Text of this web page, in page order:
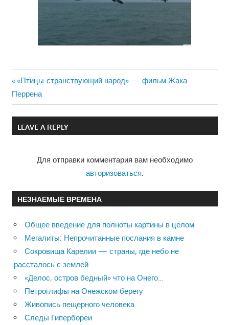
Навигация
по
записям
Previous
Post:
«Птицы-странствующий народ» — фильм Жака
Перрена
LEAVE A REPLY
Для отправки комментария вам необходимо
авторизоваться
НЕЗНАЕМЫЕ ВРЕМЕНА
Общее введение для полноты картины в целом
Мегалиты: Непрочитанные послания в камне
Сокровища Карелии — страны, где небо не
рассталось с землей
«Делос, остров бедный» что на Онего…
Петроглифы на Онежском берегу
Живопись пещерного человека
Следы Гипербореи